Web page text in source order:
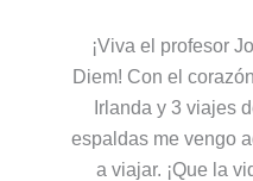
¡Viva el profesor
Diem! Con el
Irlanda y 3 viajes
espaldas me vengo
a viajar. ¡Que la